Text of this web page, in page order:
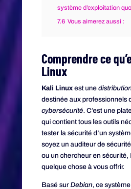
système d’exploitation
7.6 Vous aimerez aussi :
Comprendre ce
Linux
Kali Linuxest une
destinée aux professionnels
cybersécurité. C’est une
qui contient tous les outils
tester la sécurité d’un
soyez un auditeur de
ou un chercheur en sécurité,
quelque chose à vous offrir.
Basé sur Debian, ce